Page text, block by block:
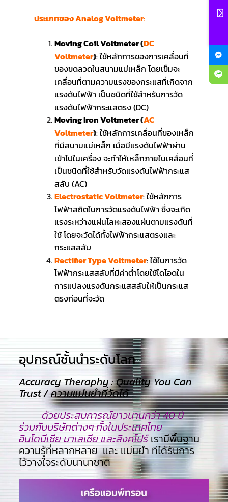
ประเภทของ Analog Voltmeter:
Moving Coil Voltmeter(DC
Voltmeter):ใช้หลักการของการเคลื่อนที่
ของขดลวดในสนามแม่เหล็ก โดยเข็มจะ
เคลื่อนที่ตามความแรงของกระแสที่เกิดจาก
แรงดันไฟฟ้า เป็นชนิดที่ใช้สำหรับการวัด
แรงดันไฟฟ้ากระแสตรง (DC)
Moving Iron Voltmeter(AC
Voltmeter):ใช้หลักการเคลื่อนที่ของเหล็ก
ที่มีสนามแม่เหล็ก เมื่อมีแรงดันไฟฟ้าผ่าน
เข้าไปในเครื่อง จะทำให้เหล็กภายในเคลื่อนที่
เป็นชนิดที่ใช้สำหรับวัดแรงดันไฟฟ้ากระแส
สลับ (AC)
Electrostatic Voltmeter:ใช้หลักการ
ไฟฟ้าสถิตในการวัดแรงดันไฟฟ้า ซึ่งจะเกิด
แรงระหว่างแผ่นโลหะสองแผ่นตามแรงดันที่
ใช้ โดยจะวัดได้ทั้งไฟฟ้ากระแสตรงและ
กระแสสลับ
Rectifier Type Voltmeter:ใช้ในการวัด
ไฟฟ้ากระแสสลับที่มีค่าต่ำโดยใช้ไดโอดใน
การแปลงแรงดันกระแสสลับให้เป็นกระแส
ตรงก่อนที่จะวัด
อุปกรณ์ชั้นนำระดับโลก​
Accuracy Theraphy : Quality You Can
Trust / ความแม่นยำที่วัดได้
ด้วยประสบการณ์ยาวนานกว่า 40 ปี
ร่วมกับบริษัทต่างๆ ทั้งในประเทศไทย
อินโดนีเซีย มาเลเซีย และสิงคโปร์เรามีพื้นฐาน
ความรู้ที่หลากหลาย และ แม่นยำ ทีไ่ด้รับการ
ไว้วางใจระดับนานาชาติ